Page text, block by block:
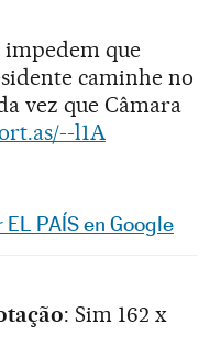
impedem que
caminhe no
vez que Câmara
l1A
Redes Sociales
PAÍS en Google
: Sim 162 x